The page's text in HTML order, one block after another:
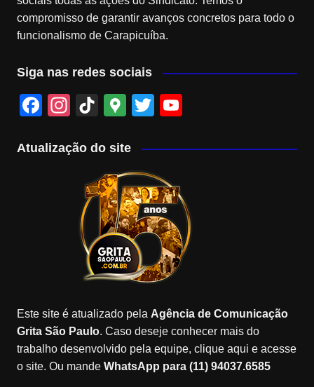
compromisso de garantir avanços concretos para todo o
funcionalismo de Carapicuíba.
Siga nas redes sociais
F
c
In
a
m
Ti
T
o
k
G
o
gl
e
M
a
p
s
T
tt
er
u
u
b
e
C
a
n
n
el
Atualização do site
Este site é atualizado pela Agência de Comunicação
Grita São Paulo. Caso deseje conhecer mais do
trabalho desenvolvido pela equipe, clique aqui e acesse
o site. Ou mande WhatsApp para (11) 94037.6585